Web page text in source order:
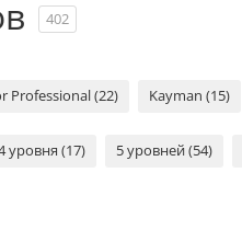
402
Professional (22) Kayman (15)
уровня (17) 5 уровней (54)